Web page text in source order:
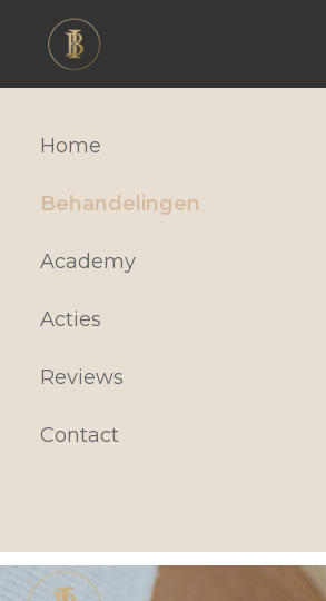
Home
Behandelingen
Academy
Acties
Reviews
Contact